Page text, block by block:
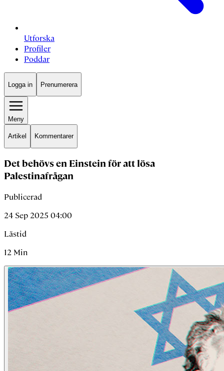
Utforska
Profiler
Poddar
Logga in Prenumerera
Meny
Artikel Kommentarer
Det behövs en Einstein för att lösa
Palestinafrågan
Publicerad
24 Sep 2025 04:00
Lästid
12 Min